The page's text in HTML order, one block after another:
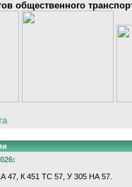
общественного
47, К 451 ТС 57, У 305 НА 57.